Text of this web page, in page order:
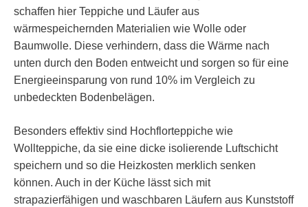
schaffen hier Teppiche und Läufer aus
wärmespeichernden Materialien wie Wolle oder
Baumwolle. Diese verhindern, dass die Wärme nach
unten durch den Boden entweicht und sorgen so für eine
Energieeinsparung von rund 10% im Vergleich zu
unbedeckten Bodenbelägen.
Besonders effektiv sind Hochflorteppiche wie
Wollteppiche, da sie eine dicke isolierende Luftschicht
speichern und so die Heizkosten merklich senken
können. Auch in der Küche lässt sich mit
strapazierfähigen und waschbaren Läufern aus Kunststoff